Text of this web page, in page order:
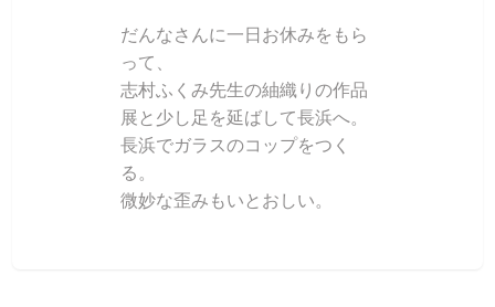
だんなさんに一日お休みをもら
って、
志村ふくみ先生の紬織りの作品
展と少し足を延ばして長浜へ。
長浜でガラスのコップをつく
る。
微妙な歪みもいとおしい。